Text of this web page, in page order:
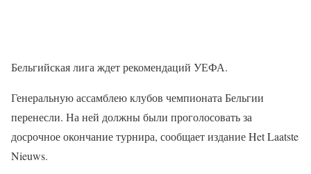
Бельгийская лига ждет рекомендаций УЕФА.
Генеральную ассамблею клубов чемпионата Бельгии
перенесли. На ней должны были проголосовать за
досрочное окончание турнира, сообщает издание Het Laatste
Nieuws.